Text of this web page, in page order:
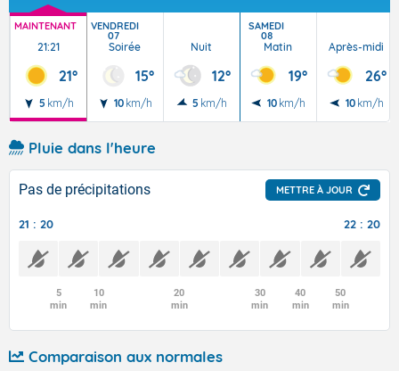
MAINTENANT
21:21
21°
5 km/h
VENDREDI
07
Soirée
15°
10 km/h
Nuit
12°
5 km/h
SAMEDI
08
Matin
19°
10 km/h
Après-midi
26°
10 km/h
Pluie dans l'heure
Pas de précipitations METTRE À JOUR
21 : 20 22 : 20
5
min
10
min
20
min
30
min
40
min
50
min
Comparaison aux normales